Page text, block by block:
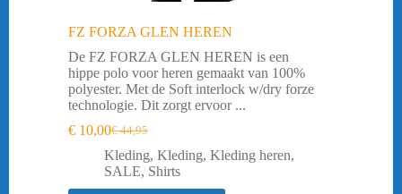
FZ FORZA GLEN HEREN
De FZ FORZA GLEN HEREN is een
hippe polo voor heren gemaakt van 100%
polyester. Met de Soft interlock w/dry forze
technologie. Dit zorgt ervoor ...
€44,95
Oorspronkelijke
prijs
was:
€ 44,95.
€ 10,00Huidige
prijs
is:
€ 10,00.
Kleding, Kleding, Kleding heren,
SALE, Shirts